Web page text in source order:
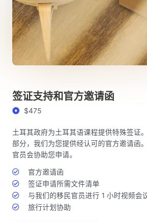
签证支持和官方邀请函
$475
土耳其政府为土耳其语课程提供特殊签证
部分，我们为您提供经认可的官方邀请函
官员会协助您申请。
官方邀请函
签证申请所需文件清单
与我们的移民官员进行 1 小时视频会
旅行计划协助